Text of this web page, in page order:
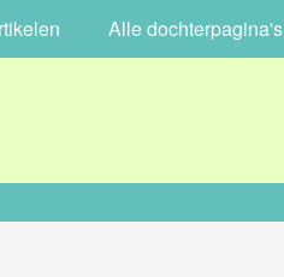
Alle dochterpagina's